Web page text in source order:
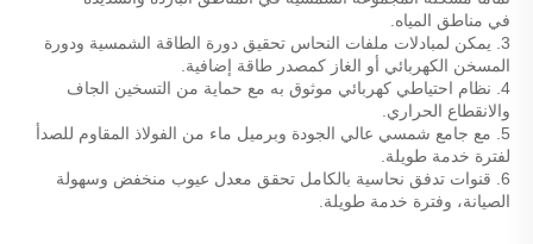
في مناطق المياه.
المسخن الكهربائي أو الغاز كمصدر طاقة إضافية.
والانقطاع الحراري.
لفترة خدمة طويلة.
الصيانة، وفترة خدمة طويلة.